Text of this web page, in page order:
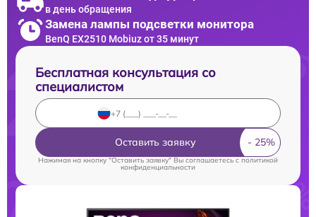
в день обращения
Замена лампы подсветки монитора
BenQ EX2510 Mobiuz от 35 минут
Бесплатная консультация со
специалистом
Оставить заявку
Нажимая на кнопку "Оставить заявку" Вы соглашаетесь cполитикой
конфиденциальности